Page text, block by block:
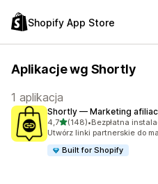
Shopify App Store
Aplikacje wg Shortly
1 aplikacja
Shortly — Marketing
4,7na 5 gwiazdek
(148)
Łączna liczba recenzji: 148
•Bezpłatna
Utwórz linki partnerskie do
Built for Shopify